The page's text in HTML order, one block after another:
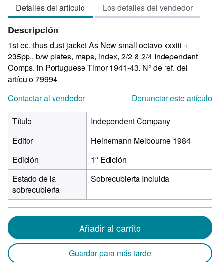
4
de
5
estrellas
Detalles del artículo Los detalles del vendedor
Descripción
1st ed. thus dust jacket As New small octavo xxxiii +
235pp., b/w plates, maps, index, 2/2 & 2/4 Independent
Comps. in Portuguese Timor 1941-43. N° de ref. del
artículo 79994
Contactar al vendedor
Denunciar este artículo
Título
Independent Company
Editor
Heinemann Melbourne 1984
Edición
1ª Edición
Estado de la
sobrecubierta
Sobrecubierta Incluida
Añadir al carrito
Guardar para más tarde